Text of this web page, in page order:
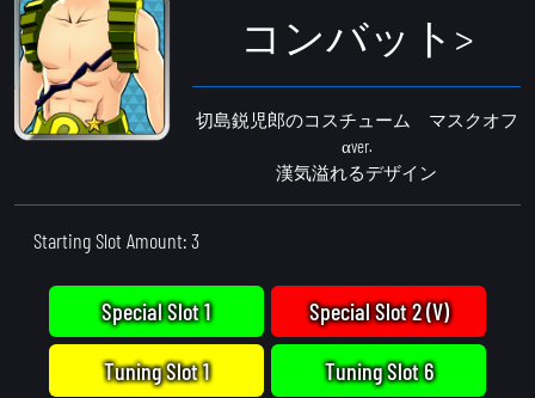
コンバット>
切島鋭児郎のコスチューム マスクオフ
αver.
漢気溢れるデザイン
Starting Slot Amount: 3
Special Slot 1
Tuning Slot 1
Special Slot 2 (V)
Tuning Slot 6